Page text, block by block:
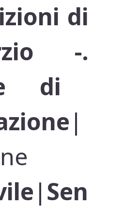
di
-.
di
|
| Sen